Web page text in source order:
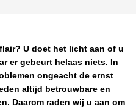
? U doet het licht aan of u
er gebeurt helaas niets. In
ongeacht de ernst
altijd betrouwbare en
Daarom raden wij u aan om